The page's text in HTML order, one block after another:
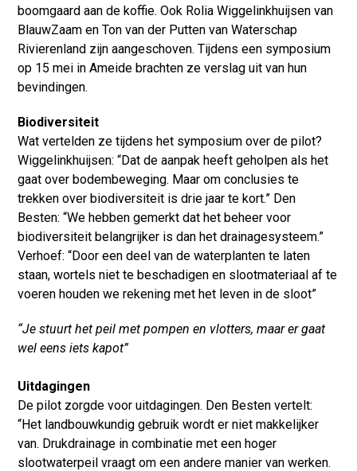
boomgaard aan de koffie. Ook Rolia Wiggelinkhuijsen van
BlauwZaam en Ton van der Putten van Waterschap
Rivierenland zijn aangeschoven. Tijdens een symposium
op 15 mei in Ameide brachten ze verslag uit van hun
bevindingen.
Biodiversiteit
Wat vertelden ze tijdens het symposium over de pilot?
Wiggelinkhuijsen: “Dat de aanpak heeft geholpen als het
gaat over bodembeweging. Maar om conclusies te
trekken over biodiversiteit is drie jaar te kort.” Den
Besten: “We hebben gemerkt dat het beheer voor
biodiversiteit belangrijker is dan het drainagesysteem.”
Verhoef: “Door een deel van de waterplanten te laten
staan, wortels niet te beschadigen en slootmateriaal af te
voeren houden we rekening met het leven in de sloot”
“Je stuurt het peil met pompen en vlotters, maar er gaat
wel eens iets kapot”
Uitdagingen
De pilot zorgde voor uitdagingen. Den Besten vertelt:
“Het landbouwkundig gebruik wordt er niet makkelijker
van. Drukdrainage in combinatie met een hoger
slootwaterpeil vraagt om een andere manier van werken.